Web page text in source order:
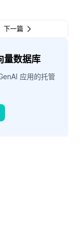
下一篇
量数据库
应用的托管